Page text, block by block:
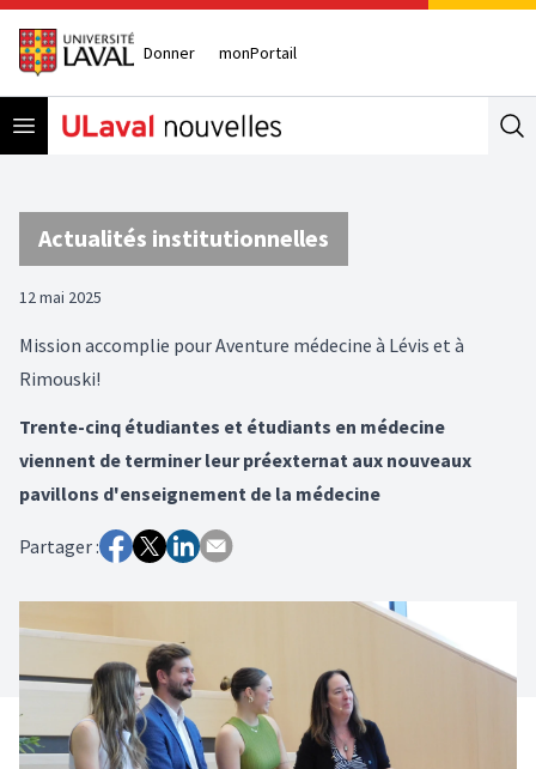
Donner monPortail
Open menu
Actualités institutionnelles
12 mai 2025
Mission accomplie pour Aventure médecine à Lévis et à
Rimouski!
Trente-cinq étudiantes et étudiants en médecine
viennent de terminer leur préexternat aux nouveaux
pavillons d'enseignement de la médecine
Partager :